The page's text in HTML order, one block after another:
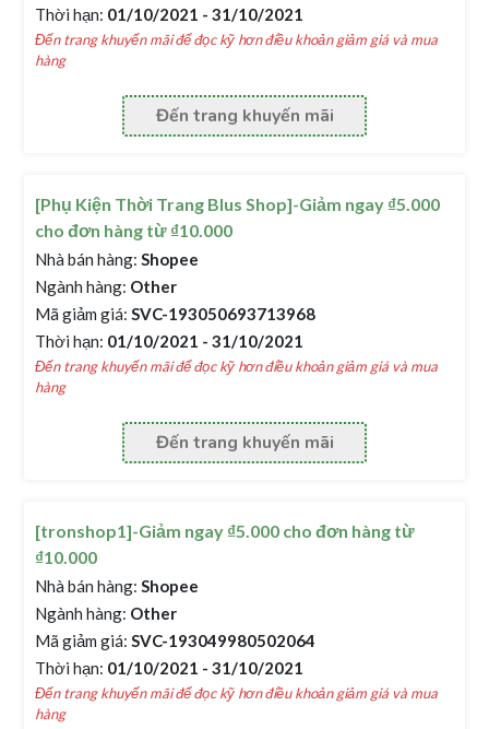
Thời hạn: 01/10/2021 - 31/10/2021
Đến trang khuyến mãi để đọc kỹ hơn điều khoản giảm giá và mua
hàng
Đến trang khuyến mãi
[Phụ Kiện Thời Trang Blus Shop]-Giảm ngay ₫5.000
cho đơn hàng từ ₫10.000
Nhà bán hàng: Shopee
Ngành hàng: Other
Mã giảm giá: SVC-193050693713968
Thời hạn: 01/10/2021 - 31/10/2021
Đến trang khuyến mãi để đọc kỹ hơn điều khoản giảm giá và mua
hàng
Đến trang khuyến mãi
[tronshop1]-Giảm ngay ₫5.000 cho đơn hàng từ
₫10.000
Nhà bán hàng: Shopee
Ngành hàng: Other
Mã giảm giá: SVC-193049980502064
Thời hạn: 01/10/2021 - 31/10/2021
Đến trang khuyến mãi để đọc kỹ hơn điều khoản giảm giá và mua
hàng